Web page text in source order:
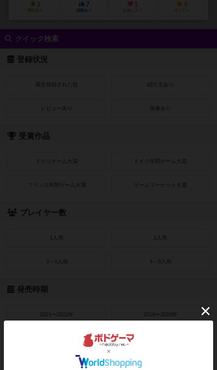
1
興味あり
7
経験あり
1
お気に入り
4
持ってる
クイック検索
登録状況
最近登録された順 紹介文あり
レビューあり 画像あり
受賞作品
ドイツゲーム大賞 ドイツ年間ゲーム大賞
フランス年間ゲーム大賞 ゲームマーケット大賞
プレイヤー数
1人用 2人用
3～4人用 4～8人用
発売時期
2021〜2022年 2019〜2020年